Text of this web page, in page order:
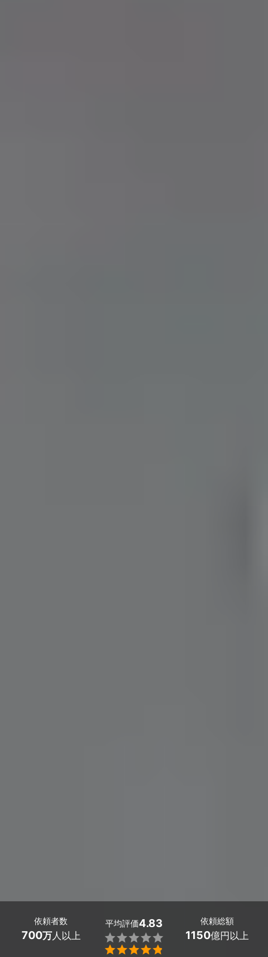
依頼者数
700万人以上
平均評価4.83


依頼総額
1150億円以上